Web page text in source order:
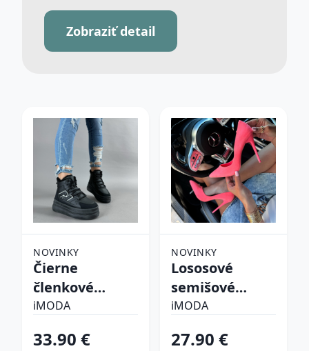
Zobraziť detail
NOVINKY
Čierne
členkové
zateplené
iMODA
33.90 €
NOVINKY
Lososové
semišové
lodičky
iMODA
27.90 €